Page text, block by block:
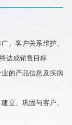
、客户关系维护、
达成销售目标
的产品信息及疾病
立、巩固与客户、